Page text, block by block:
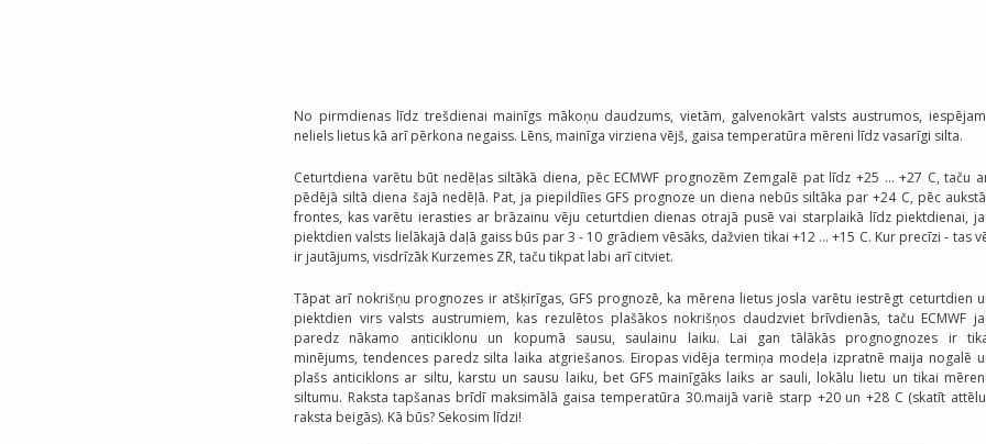
No pirmdienas līdz trešdienai mainīgs mākoņu daudzums, vietām, galvenokārt valsts austrumos,
neliels lietus kā arī pērkona negaiss. Lēns, mainīga virziena vējš, gaisa temperatūra mēreni līdz vasarīgi silta.
Ceturtdiena varētu būt nedēļas siltākā diena, pēc ECMWF prognozēm Zemgalē pat līdz +25 ... +27 C, taču
pēdējā siltā diena šajā nedēļā. Pat, ja piepildīies GFS prognoze un diena nebūs siltāka par +24 C, pēc
frontes, kas varētu ierasties ar brāzainu vēju ceturtdien dienas otrajā pusē vai starplaikā līdz piektdienai,
piektdien valsts lielākajā daļā gaiss būs par 3 - 10 grādiem vēsāks, dažvien tikai +12 ... +15 C. Kur precīzi - tas
ir jautājums, visdrīzāk Kurzemes ZR, taču tikpat labi arī citviet.
Tāpat arī nokrišņu prognozes ir atšķirīgas, GFS prognozē, ka mērena lietus josla varētu iestrēgt ceturtdien
piektdien virs valsts austrumiem, kas rezulētos plašākos nokrišņos daudzviet brīvdienās, taču ECMWF
paredz nākamo anticiklonu un kopumā sausu, saulainu laiku. Lai gan tālākās prognognozes ir
minējums, tendences paredz silta laika atgriešanos. Eiropas vidēja termiņa modeļa izpratnē maija nogalē
plašs anticiklons ar siltu, karstu un sausu laiku, bet GFS mainīgāks laiks ar sauli, lokālu lietu un tikai
siltumu. Raksta tapšanas brīdī maksimālā gaisa temperatūra 30.maijā variē starp +20 un +28 C (skatīt
raksta beigās). Kā būs? Sekosim līdzi!